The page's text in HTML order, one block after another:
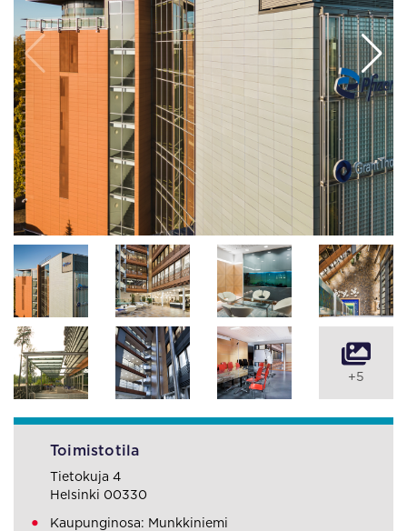
+5
Toimistotila
Tietokuja 4
Helsinki 00330
Kaupunginosa: Munkkiniemi